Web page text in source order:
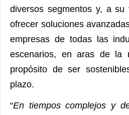
diversos segmentos y, a su
ofrecer soluciones
empresas de todas las
escenarios, en aras de la
propósito de ser
plazo.
“En tiempos complejos y